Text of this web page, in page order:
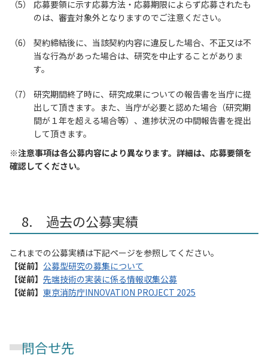
応募要領に示す応募方法・応募期限によらず応募されたも
のは、審査対象外となりますのでご注意ください。
契約締結後に、当該契約内容に違反した場合、不正又は不
当な行為があった場合は、研究を中止することがありま
す。
研究期間終了時に、研究成果についての報告書を当庁に提
出して頂きます。また、当庁が必要と認めた場合（研究期
間が１年を超える場合等）、進捗状況の中間報告書を提出
して頂きます。
※注意事項は各公募内容により異なります。詳細は、応募要領を
確認してください。
8. 過去の公募実績
これまでの公募実績は下記ページを参照してください。
【従前】 公募型研究の募集について
【従前】 先端技術の実装に係る情報収集公募
【従前】 東京消防庁INNOVATION PROJECT 2025
問合せ先